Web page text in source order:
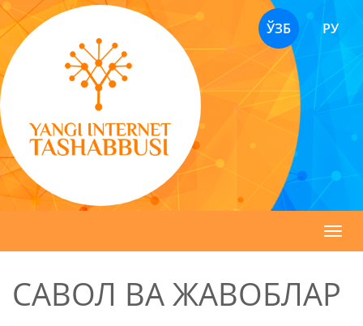
ЎЗБ РУ
САВОЛ ВА ЖАВОБЛАР